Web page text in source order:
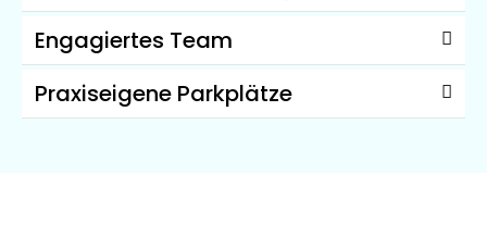
Engagiertes Team
Praxiseigene Parkplätze